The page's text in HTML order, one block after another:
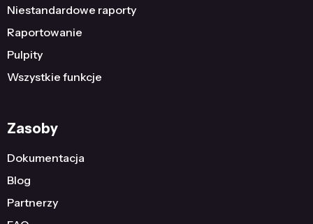
Niestandardowe raporty
Raportowanie
Pulpity
Wszystkie funkcje
Zasoby
Dokumentacja
Blog
Partnerzy